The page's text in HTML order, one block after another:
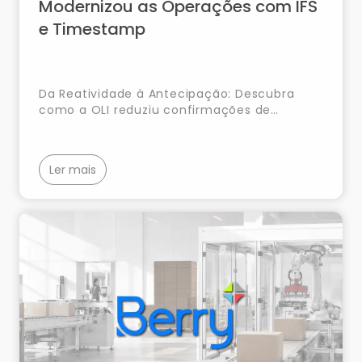
Modernizou as Operações com IFS
e Timestamp
Da Reatividade à Antecipação: Descubra
como a OLI reduziu confirmações de
Ler mais